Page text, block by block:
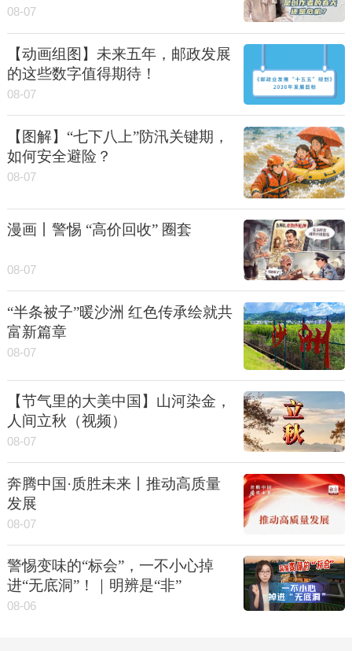
08-07
【动画组图】未来五年，邮政发展
的这些数字值得期待！
08-07
【图解】“七下八上”防汛关键期，
如何安全避险？
08-07
漫画丨警惕 “高价回收” 圈套
08-07
“半条被子”暖沙洲 红色传承绘就共
富新篇章
08-07
【节气里的大美中国】山河染金，
人间立秋（视频）
08-07
奔腾中国·质胜未来丨推动高质量
发展
08-07
警惕变味的“标会”，一不小心掉
进“无底洞”！｜明辨是“非”
08-06